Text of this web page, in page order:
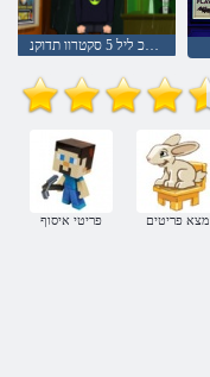
םישודקה לכ ליל 5 סקטרוו תדוקנ
פריטי איסוף מצא פריטים